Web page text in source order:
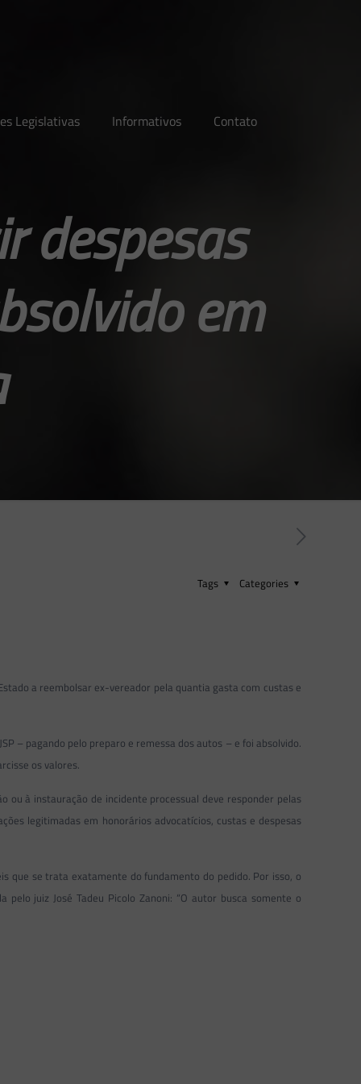
Legislativas Informativos Contato
despesas
em
Categories
Tags
a reembolsar ex-vereador pela quantia gasta com custas e
– pagando pelo preparo e remessa dos autos – e foi absolvido.
os valores.
ou à instauração de incidente processual deve responder pelas
legitimadas em honorários advocatícios, custas e despesas
que se trata exatamente do fundamento do pedido. Por isso, o
juiz José Tadeu Picolo Zanoni: “O autor busca somente o